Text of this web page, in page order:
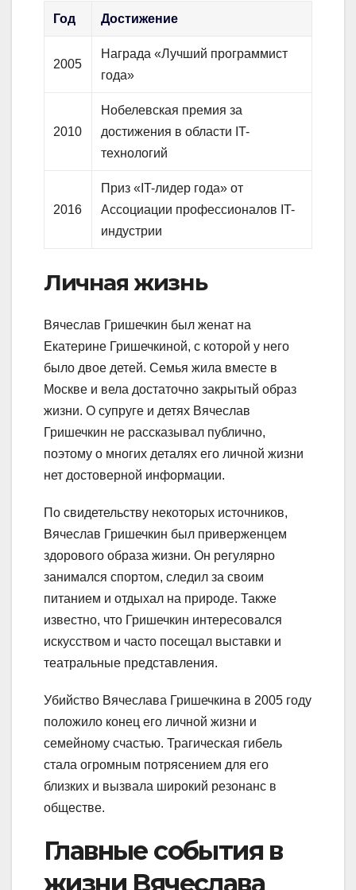
Год Достижение
2005
Награда «Лучший программист
года»
2010
Нобелевская премия за
достижения в области IT-
технологий
2016
Приз «IT-лидер года» от
Ассоциации профессионалов IT-
индустрии
Личная жизнь
Вячеслав Гришечкин был женат на
Екатерине Гришечкиной, с которой у него
было двое детей. Семья жила вместе в
Москве и вела достаточно закрытый образ
жизни. О супруге и детях Вячеслав
Гришечкин не рассказывал публично,
поэтому о многих деталях его личной жизни
нет достоверной информации.
По свидетельству некоторых источников,
Вячеслав Гришечкин был приверженцем
здорового образа жизни. Он регулярно
занимался спортом, следил за своим
питанием и отдыхал на природе. Также
известно, что Гришечкин интересовался
искусством и часто посещал выставки и
театральные представления.
Убийство Вячеслава Гришечкина в 2005 году
положило конец его личной жизни и
семейному счастью. Трагическая гибель
стала огромным потрясением для его
близких и вызвала широкий резонанс в
обществе.
Главные события в
жизни Вячеслава